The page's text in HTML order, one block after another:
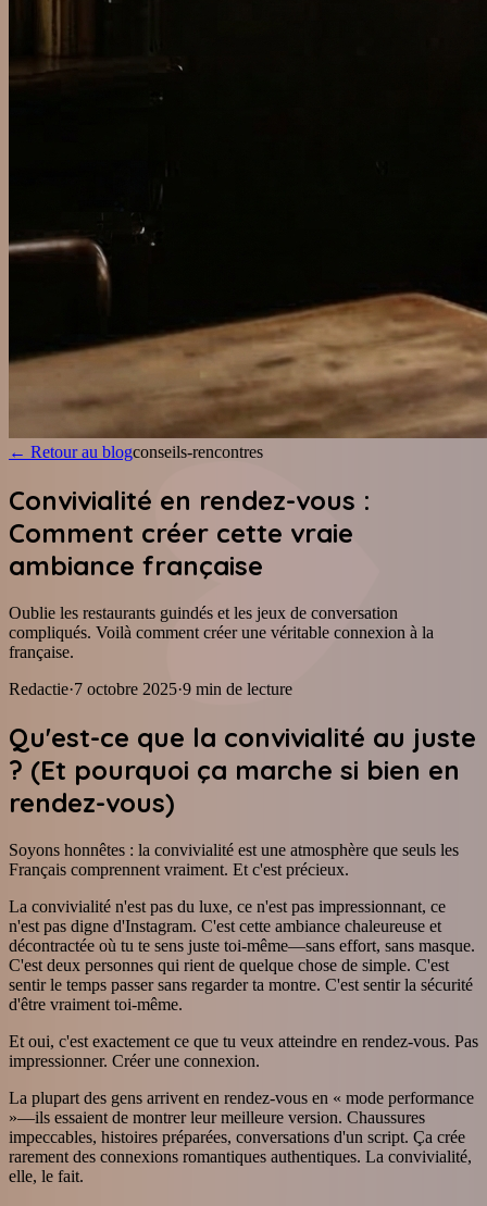
← Retour au blogconseils-rencontres
Convivialité en rendez-vous :
Comment créer cette vraie
ambiance française
Oublie les restaurants guindés et les jeux de conversation
compliqués. Voilà comment créer une véritable connexion à la
française.
Redactie·7 octobre 2025·9 min de lecture
Qu'est-ce que la convivialité au juste
? (Et pourquoi ça marche si bien en
rendez-vous)
Soyons honnêtes : la convivialité est une atmosphère que seuls les
Français comprennent vraiment. Et c'est précieux.
La convivialité n'est pas du luxe, ce n'est pas impressionnant, ce
n'est pas digne d'Instagram. C'est cette ambiance chaleureuse et
décontractée où tu te sens juste toi-même—sans effort, sans masque.
C'est deux personnes qui rient de quelque chose de simple. C'est
sentir le temps passer sans regarder ta montre. C'est sentir la sécurité
d'être vraiment toi-même.
Et oui, c'est exactement ce que tu veux atteindre en rendez-vous. Pas
impressionner. Créer une connexion.
La plupart des gens arrivent en rendez-vous en « mode performance
»—ils essaient de montrer leur meilleure version. Chaussures
impeccables, histoires préparées, conversations d'un script. Ça crée
rarement des connexions romantiques authentiques. La convivialité,
elle, le fait.